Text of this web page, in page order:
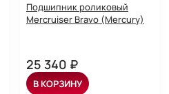
Подшипник роликовый
Mercruiser Bravo (Mercury)
25 340 ₽
В КОРЗИНУ